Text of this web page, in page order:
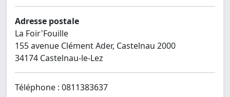
Adresse postale
La Foir'Fouille
155 avenue Clément Ader, Castelnau 2000
34174 Castelnau-le-Lez
Téléphone : 0811383637